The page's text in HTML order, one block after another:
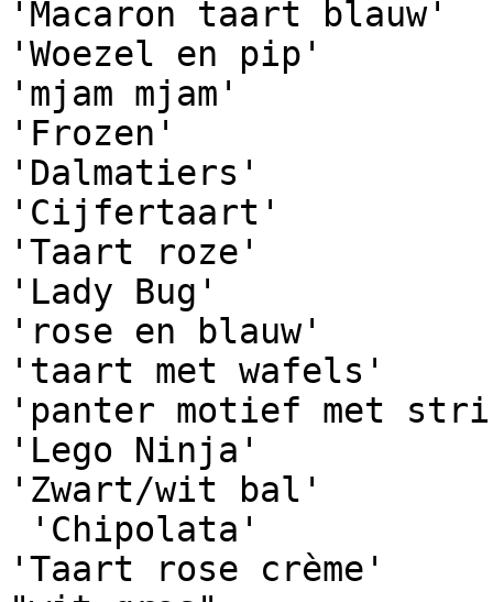
'Macaron taart blauw'
'Woezel en pip'
'mjam mjam'
'Frozen'
'Dalmatiers'
'Cijfertaart'
'Taart roze'
'Lady Bug'
'rose en blauw'
'taart met wafels'
'panter motief met
'Lego Ninja'
'Zwart/wit bal'
'Taart rose crème'